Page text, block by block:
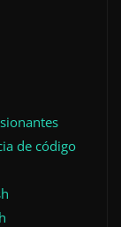
de código